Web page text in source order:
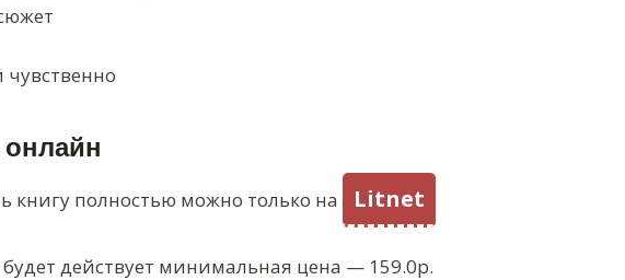
чувственно
книгу полностью можно только на Litnet
будет действует минимальная цена — 159.0р.